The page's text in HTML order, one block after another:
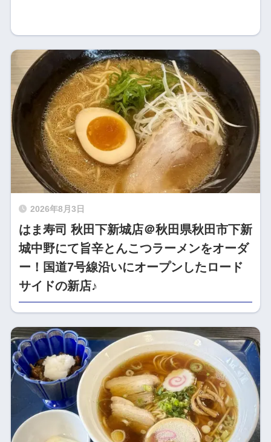
2026年8月3日
はま寿司 秋田下新城店＠秋田県秋田市下新
城中野にて旨辛とんこつラーメンをオーダ
ー！国道7号線沿いにオープンしたロード
サイドの新店♪